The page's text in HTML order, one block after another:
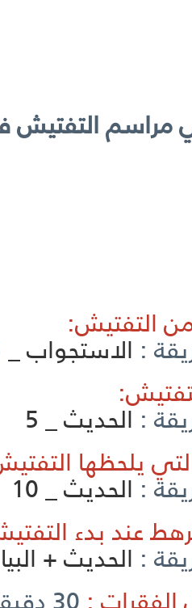
التفتيش
: الاستجواب _
: الحديث _ 5
: الحديث _ 10
: الحديث +